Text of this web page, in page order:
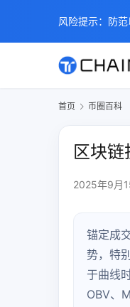
首页 币圈百科
区块
2025年9月
锚定成
势，特
于曲线
OBV、
风险提示：防